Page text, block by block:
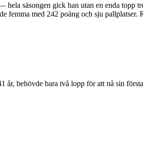
säsongen gick han utan en enda
femma med 242 poäng och sju
behövde bara två lopp för att nå sin